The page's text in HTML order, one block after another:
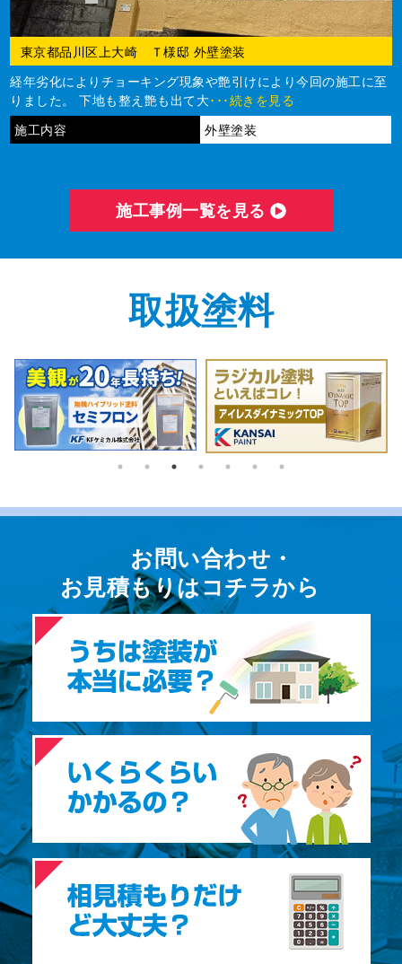
東京都品川区上大崎 Ｔ様邸 外壁塗装
経年劣化によりチョーキング現象や艶引けにより今回の施工に至
りました。 下地も整え艶も出て大･･･続きを見る
施工内容
外壁塗装
施⼯事例⼀覧を⾒る
取扱塗料
お問い合わせ・
お⾒積もりはコチラから